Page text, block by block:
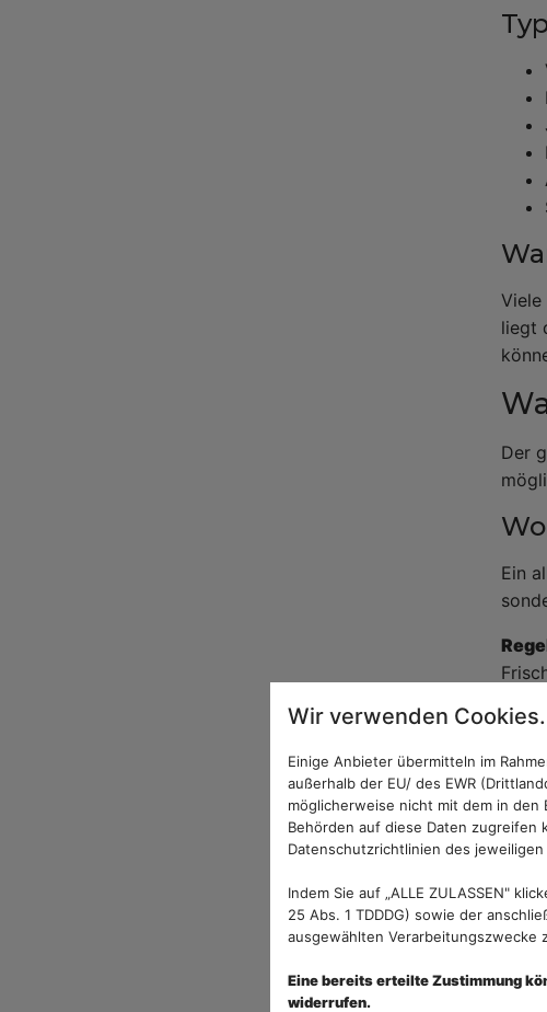
Viele
liegt
Der
Ein
Wir verwenden Cookies.
Einige Anbieter übermitteln im
außerhalb der EU/ des EWR
möglicherweise nicht mit dem in den
Behörden auf diese Daten zugreifen
Datenschutzrichtlinien des
Indem Sie auf „ALLE ZULASSEN"
25 Abs. 1 TDDDG) sowie der
ausgewählten Verarbeitungszwecke
Eine bereits erteilte Zustimmung
widerrufen.